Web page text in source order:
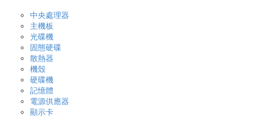
中央處理器
主機板
光碟機
固態硬碟
散熱器
機殼
硬碟機
記憶體
電源供應器
顯示卡